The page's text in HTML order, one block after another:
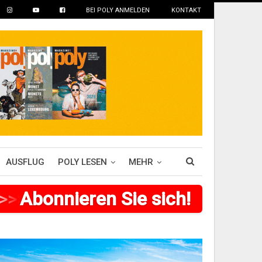
BEI POLY ANMELDEN KONTAKT
AUSFLUG POLY LESEN MEHR
> >>>>>>>
Abonnieren Sie sich!